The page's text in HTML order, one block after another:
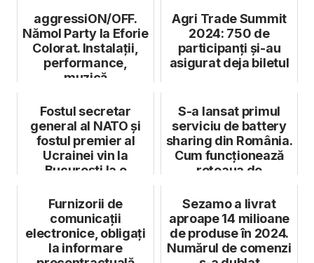
aggressiON/OFF.
Nămol Party la Eforie
Colorat. Instalații,
performance,
muzică
murale...
Agri Trade Summit
2024: 750 de
participanți și-au
asigurat deja biletul
Fostul secretar
general al NATO și
fostul premier al
Ucrainei vin la
București la o
S-a lansat primul
serviciu de battery
sharing din România.
Cum funcționează
rețeaua de
Furnizorii de
comunicații
electronice, obligați
la informare
Sezamo a livrat
aproape 14 milioane
de produse în 2024.
Numărul de comenzi